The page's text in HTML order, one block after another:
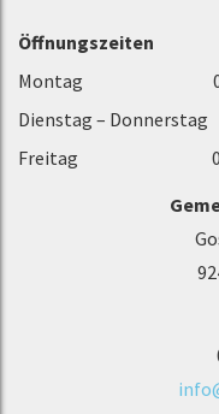
Öffnungszeiten
Montag 08.00 –
Dienstag – Donnerstag
Freitag 08.00 –